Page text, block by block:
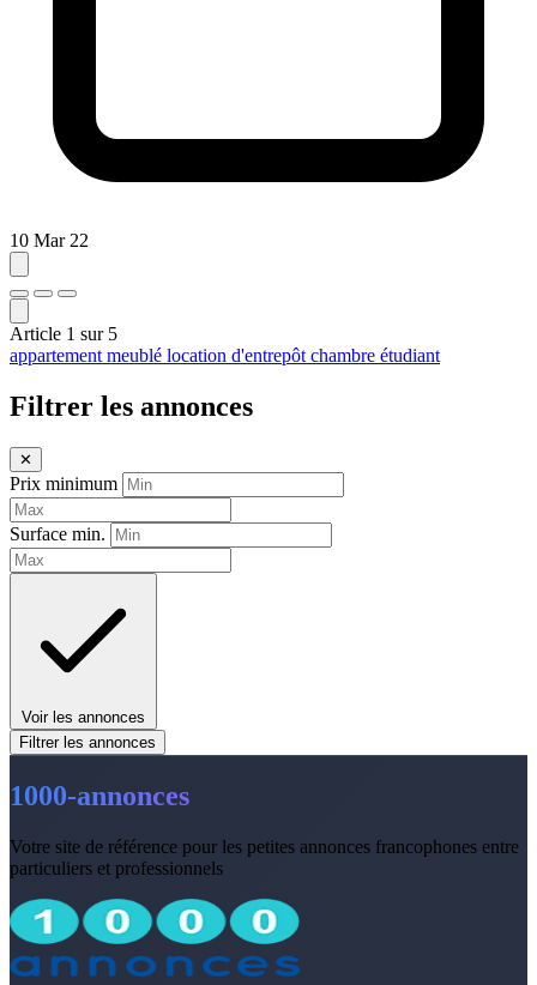
10 Mar 22
Article 1 sur 5
appartement meublé location d'entrepôtchambre étudiant
Filtrer les annonces
✕
Prix minimum
Surface min.
Voir les annonces
Filtrer les annonces
1000-annonces
Votre site de référence pour les petites annonces francophones entre
particuliers et professionnels